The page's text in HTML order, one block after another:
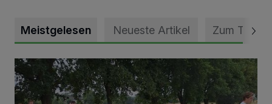
Meistgelesen Neueste Artikel Zum Thema
Pünktlich zum Schützenfest den Weg zum Festzelt